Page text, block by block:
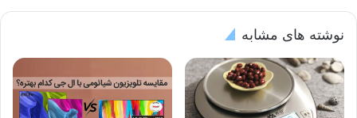
نوشته های مشابه